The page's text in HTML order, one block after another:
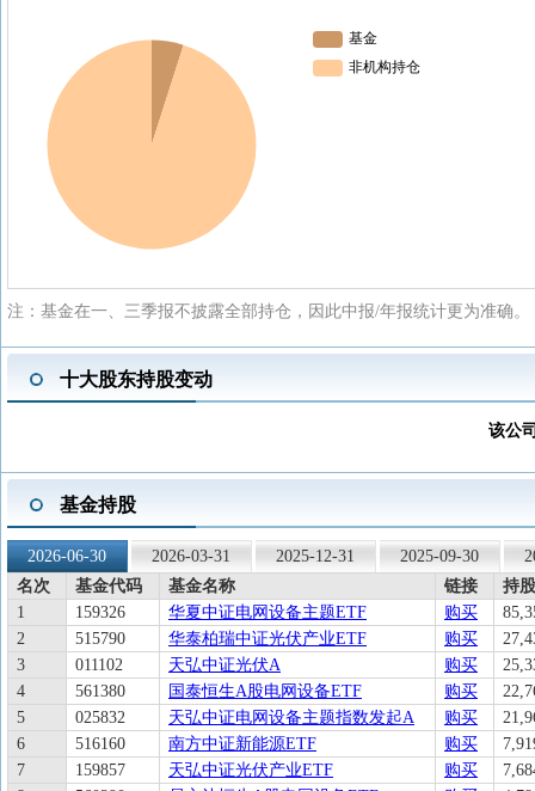
注：基金在一、三季报不披露全部持仓，因此中报/年报统计更为准确。
十大股东持股变动
该公
基金持股
2026-06-30 2026-03-31 2025-12-31 2025-09-30
名次
基金代码 基金名称 链接
持
1
159326 华夏中证电网设备主题ETF 购买
2
515790 华泰柏瑞中证光伏产业ETF 购买
3
011102 天弘中证光伏A 购买
4
561380 国泰恒生A股电网设备ETF 购买
5
025832 天弘中证电网设备主题指数发起A 购买
6
516160 南方中证新能源ETF 购买
7
159857 天弘中证光伏产业ETF 购买